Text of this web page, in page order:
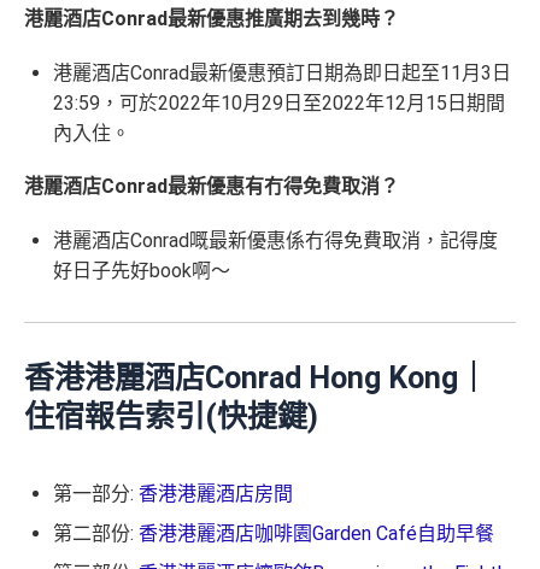
港麗酒店Conrad最新優惠推廣期去到幾時？
港麗酒店Conrad最新優惠預訂日期為即日起至11月3日
23:59，可於2022年10月29日至2022年12月15日期間
內入住。
港麗酒店Conrad最新優惠有冇得免費取消？
港麗酒店Conrad嘅最新優惠係冇得免費取消，記得度
好日子先好book啊～
香港港麗酒店Conrad Hong Kong｜
住宿報告索引(快捷鍵)
第一部分: 香港港麗酒店房間
第二部份: 香港港麗酒店咖啡園Garden Café自助早餐